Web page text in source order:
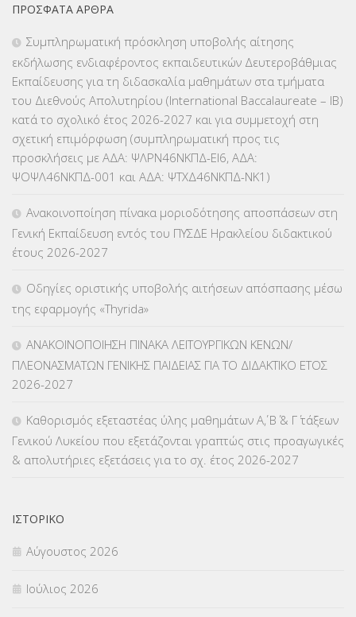
ΕΠΙΜΟΡΦΩΣΗ Τ.Π.Ε.(10)
ΕΥΡΩΠΑΪΚΑ ΠΡΟΓΡΑΜΜΑΤΑ(230)
ΚΕΣΥ (60)
ΚΕΣΥΠ(109)
ΚΠγ – ΚΡΑΤΙΚΟ ΠΙΣΤΟΠΟΙΗΤΙΚΟ ΓΛΩΣΣΟΜΑΘΕΙΑΣ(135)
ΚΠπ- ΚΡΑΤΙΚΟ ΠΙΣΤΟΠΟΙΗΤΙΚΟ ΠΛΗΡΟΦΟΡΙΚΗΣ
ΛΟΙΠΑ(309)
ΜΕΤΑΘΕΣΕΙΣ-ΤΟΠΟΘΕΤΗΣΕΙΣ ΒΕΛΤΙΩΣΕΙΣ(319)
ΜΕΤΑΦΟΡΑ ΜΑΘΗΤΩΝ(3)
ΟΙΚΟΝΟΜΙΚΑ ΘΕΜΑΤΑ
Π.Ε.Κ. ΗΡΑΚΛΕΙΟΥ
ΠΑΝΕΛΛΑΔΙΚΕΣ ΕΞΕΤΑΣΕΙΣ
ΠΡΌΣΦΑΤΑ ΆΡΘΡΑ
Συμπληρωματική πρόσκληση υποβολής αίτησης
εκδήλωσης ενδιαφέροντος εκπαιδευτικών Δευτεροβάθμιας
Εκπαίδευσης για τη διδασκαλία μαθημάτων στα τμήματα
του Διεθνούς Απολυτηρίου (International Baccalaureate – IB)
κατά το σχολικό έτος 2026-2027 και για συμμετοχή στη
σχετική επιμόρφωση (συμπληρωματική προς τις
προσκλήσεις με ΑΔΑ: ΨΛΡΝ46ΝΚΠΔ-ΕΙ6, ΑΔΑ:
ΨΟΨΛ46ΝΚΠΔ-001 και ΑΔΑ: ΨΤΧΔ46ΝΚΠΔ-ΝΚ1)
Ανακοινοποίηση πίνακα μοριοδότησης αποσπάσεων στη
Γενική Εκπαίδευση εντός του ΠΥΣΔΕ Ηρακλείου διδακτικού
έτους 2026-2027
Οδηγίες οριστικής υποβολής αιτήσεων απόσπασης μέσω
της εφαρμογής «Thyrida»
ΑΝΑΚΟΙΝΟΠΟΙΗΣΗ ΠΙΝΑΚΑ ΛΕΙΤΟΥΡΓΙΚΩΝ ΚΕΝΩΝ/
ΠΛΕΟΝΑΣΜΑΤΩΝ ΓΕΝΙΚΗΣ ΠΑΙΔΕΙΑΣ ΓΙΑ ΤΟ ΔΙΔΑΚΤΙΚΟ ΕΤΟΣ
2026-2027
Καθορισμός εξεταστέας ύλης μαθημάτων Α΄, Β΄ & Γ΄ τάξεων
Γενικού Λυκείου που εξετάζονται γραπτώς στις προαγωγικές
& απολυτήριες εξετάσεις για το σχ. έτος 2026-2027
ΙΣΤΟΡΙΚΌ
Αύγουστος 2026
Ιούλιος 2026